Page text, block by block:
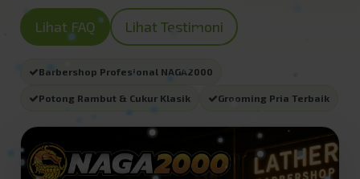
Lihat FAQ Lihat Testimoni
Barbershop Profesional NAGA2000
Potong Rambut & Cukur Klasik Grooming Pria Terbaik